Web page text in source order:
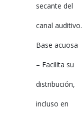
secante del
canal auditivo.
Base acuosa
– Facilita su
distribución,
incluso en